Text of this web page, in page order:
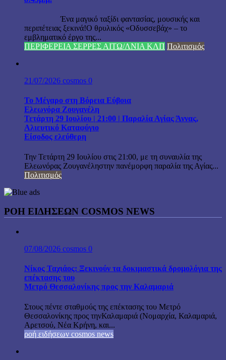
Ένα μαγικό ταξίδι φαντασίας, μουσικής και
περιπέτειας ξεκινά!Ο θρυλικός «Οδυσσεβάχ» – το
εμβληματικό έργο της...
ΠΕΡΙΦΕΡΕΙΑ ΣΕΡΡΕΣ ΑΙΤΩ/ΛΝΙΑ ΚΛΠ Πολιτισμός
21/07/2026 cosmos 0
Το Μέγαρο στη Βόρεια Εύβοια
Ελεωνόρα Ζουγανέλη
Τετάρτη 29 Ιουλίου | 21:00 | Παραλία Αγίας Άννας,
Αλιευτικό Καταφύγιο
Είσοδος ελεύθερη
Την Τετάρτη 29 Ιουλίου στις 21:00, με τη συναυλία της
Ελεωνόρας Ζουγανέληστην πανέμορφη παραλία της Αγίας...
Πολιτισμός
ΡΟΗ ΕΙΔΗΣΕΩΝ COSMOS NEWS
07/08/2026 cosmos 0
Νίκος Ταχιάος: Ξεκινούν τα δοκιμαστικά δρομολόγια της
επέκτασης του
Μετρό Θεσσαλονίκης προς την Καλαμαριά
Στους πέντε σταθμούς της επέκτασης του Μετρό
Θεσσαλονίκης προς τηνΚαλαμαριά (Νομαρχία, Καλαμαριά,
Αρετσού, Νέα Κρήνη, και...
ροή ειδήσεων cosmos news